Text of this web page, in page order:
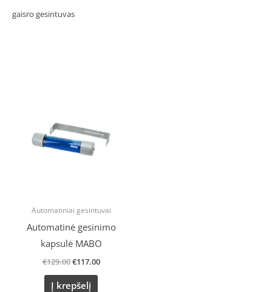
gaisro gesintuvas
Automatiniai gesintuvai
Automatinė gesinimo
kapsulė MABO
€129.00€117.00
Į krepšelį